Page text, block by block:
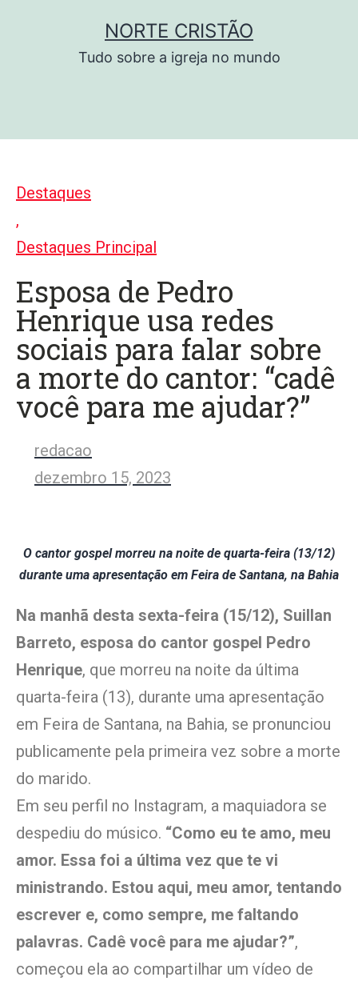
NORTE CRISTÃO
Tudo sobre a igreja no mundo
Destaques
,
Destaques Principal
Esposa de Pedro
Henrique usa redes
sociais para falar sobre
a morte do cantor: “cadê
você para me ajudar?”
redacao
dezembro 15, 2023
O cantor gospel morreu na noite de quarta-feira (13/12)
durante uma apresentação em Feira de Santana, na Bahia
Na manhã desta sexta-feira (15/12), Suillan
Barreto, esposa do cantor gospel Pedro
Henrique, que morreu na noite da última
quarta-feira (13), durante uma apresentação
em Feira de Santana, na Bahia, se pronunciou
publicamente pela primeira vez sobre a morte
do marido.
Em seu perfil no Instagram, a maquiadora se
despediu do músico. “Como eu te amo, meu
amor. Essa foi a última vez que te vi
ministrando. Estou aqui, meu amor, tentando
escrever e, como sempre, me faltando
palavras. Cadê você para me ajudar?”,
começou ela ao compartilhar um vídeo de